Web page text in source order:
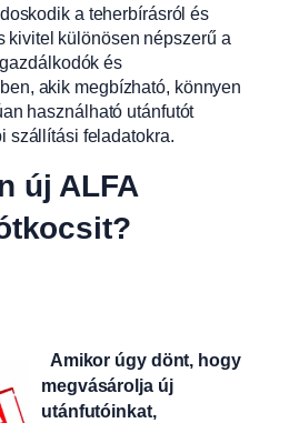
a teherbírásról és
kivitel különösen népszerű a
és
akik megbízható, könnyen
használható utánfutót
szállítási feladatokra.
új ALFA
Amikor úgy dönt, hogy
megvásárolja új
utánfutóinkat,